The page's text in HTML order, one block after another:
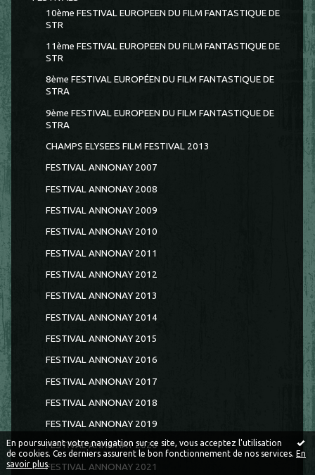
En poursuivant votre navigation sur ce site, vous acceptez l'utilisation
de cookies. Ces derniers assurent le bon fonctionnement de nos services. En
savoir plus.
10ème FESTIVAL EUROPEEN DU FILM FANTASTIQUE DE
STR
11ème FESTIVAL EUROPEEN DU FILM FANTASTIQUE DE
STR
8ème FESTIVAL EUROPÉEN DU FILM FANTASTIQUE DE
STRA
9ème FESTIVAL EUROPEEN DU FILM FANTASTIQUE DE
STRA
CHAMPS ELYSEES FILM FESTIVAL 2013
FESTIVAL ANNONAY 2007
FESTIVAL ANNONAY 2008
FESTIVAL ANNONAY 2009
FESTIVAL ANNONAY 2010
FESTIVAL ANNONAY 2011
FESTIVAL ANNONAY 2012
FESTIVAL ANNONAY 2013
FESTIVAL ANNONAY 2014
FESTIVAL ANNONAY 2015
FESTIVAL ANNONAY 2016
FESTIVAL ANNONAY 2017
FESTIVAL ANNONAY 2018
FESTIVAL ANNONAY 2019
FESTIVAL ANNONAY 2020
FESTIVAL ANNONAY 2021